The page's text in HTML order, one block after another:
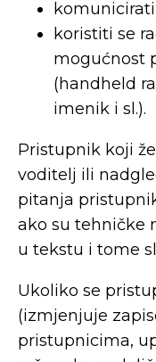
koristiti se
mogućnost
(handheld
imenik i sl.).
Pristupnik koji
voditelj ili
pitanja
ako su tehničke
u tekstu i tome
Ukoliko se
(izmjenjuje
pristupnicima,